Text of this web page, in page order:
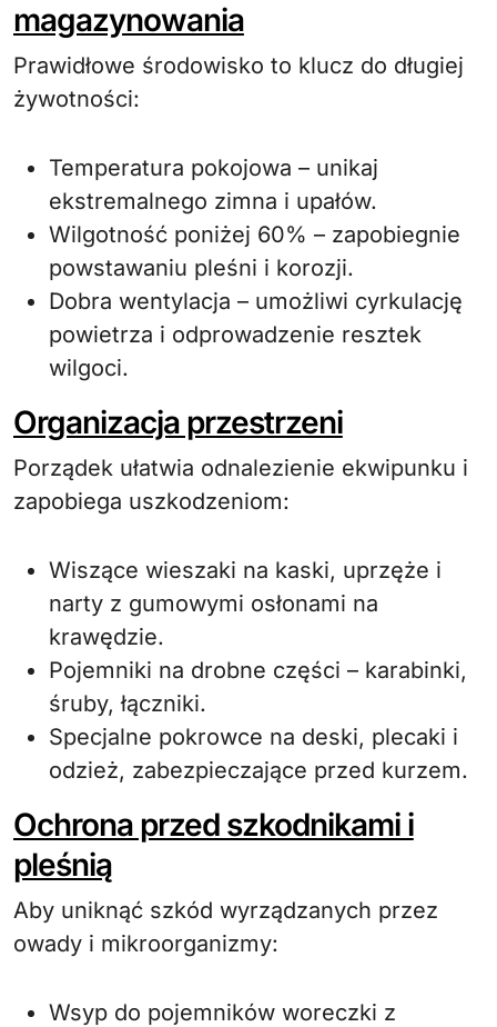
magazynowania
Prawidłowe środowisko to klucz do długiej
żywotności:
Temperatura pokojowa – unikaj
ekstremalnego zimna i upałów.
Wilgotność poniżej 60% – zapobiegnie
powstawaniu pleśni i korozji.
Dobra wentylacja – umożliwi cyrkulację
powietrza i odprowadzenie resztek
wilgoci.
Organizacja przestrzeni
Porządek ułatwia odnalezienie ekwipunku i
zapobiega uszkodzeniom:
Wiszące wieszaki na kaski, uprzęże i
narty z gumowymi osłonami na
krawędzie.
Pojemniki na drobne części – karabinki,
śruby, łączniki.
Specjalne pokrowce na deski, plecaki i
odzież, zabezpieczające przed kurzem.
Ochrona przed szkodnikami i
pleśnią
Aby uniknąć szkód wyrządzanych przez
owady i mikroorganizmy:
Wsyp do pojemników woreczki z